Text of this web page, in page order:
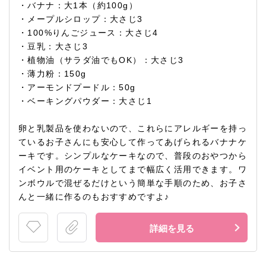
・バナナ：大1本（約100g）
・メープルシロップ：大さじ3
・100%りんごジュース：大さじ4
・豆乳：大さじ3
・植物油（サラダ油でもOK）：大さじ3
・薄力粉：150g
・アーモンドプードル：50g
・ベーキングパウダー：大さじ1
卵と乳製品を使わないので、これらにアレルギーを持っ
ているお子さんにも安心して作ってあげられるバナナケ
ーキです。シンプルなケーキなので、普段のおやつから
イベント用のケーキとしてまで幅広く活用できます。ワ
ンボウルで混ぜるだけという簡単な手順のため、お子さ
んと一緒に作るのもおすすめですよ♪
詳細を見る